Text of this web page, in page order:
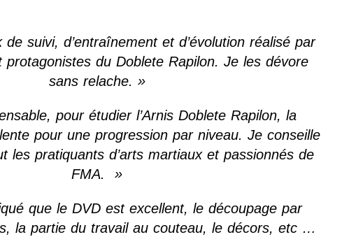
suivi, d’entraînement et d’évolution réalisé par
protagonistes du Doblete Rapilon. Je les dévore
sans relache. »
pour étudier l’Arnis Doblete Rapilon, la
pour une progression par niveau. Je conseille
les pratiquants d’arts martiaux et passionnés de
FMA. »
que le DVD est excellent, le découpage par
la partie du travail au couteau, le décors, etc …